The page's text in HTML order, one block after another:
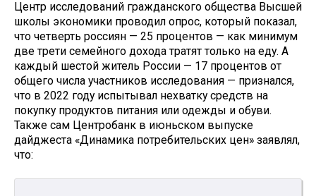
Центр исследований гражданского общества Высшей
школы экономики проводил опрос, который показал,
что четверть россиян — 25 процентов — как минимум
две трети семейного дохода тратят только на еду. А
каждый шестой житель России — 17 процентов от
общего числа участников исследования — признался,
что в 2022 году испытывал нехватку средств на
покупку продуктов питания или одежды и обуви.
Также сам Центробанк в июньском выпуске
дайджеста «Динамика потребительских цен» заявлял,
что: